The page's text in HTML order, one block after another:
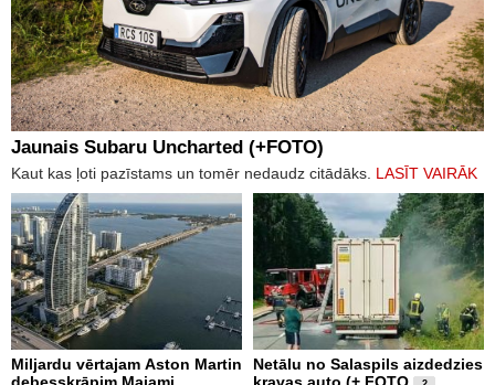
Jaunais Subaru Uncharted (+FOTO)
Kaut kas ļoti pazīstams un tomēr nedaudz citādāks. LASĪT VAIRĀK
Miljardu vērtajam Aston Martin
Netālu no Salaspils aizdedzies